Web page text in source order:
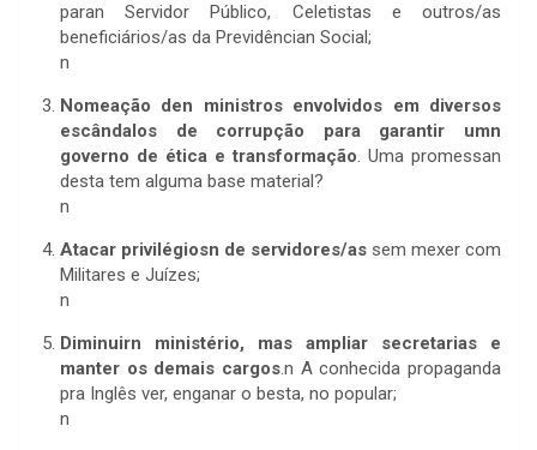
paran Servidor Público, Celetistas e outros/as
beneficiários/as da Previdêncian Social;
n
Nomeação den ministros envolvidos em diversos
escândalos de corrupção para garantir umn
governo de ética e transformação. Uma promessan
desta tem alguma base material?
n
Atacar privilégiosn de servidores/as sem mexer com
Militares e Juízes;
n
Diminuirn ministério, mas ampliar secretarias e
manter os demais cargos.n A conhecida propaganda
pra Inglês ver, enganar o besta, no popular;
n